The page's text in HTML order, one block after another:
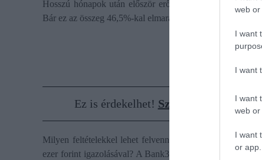
web or
I want
I want
I want
web or
I want
or app.
Hosszú hónapok után először erőre kapott a
Bár ez az összeg 46,5%-kal elmaradt a tavalyi év azonos
Ez is érdekelhet! Személyi kölcsön
Milyen feltételekkel lehet felvenni 5 millió forint
ezer forint igazolásával? A Bank360.hu korábban ezt is